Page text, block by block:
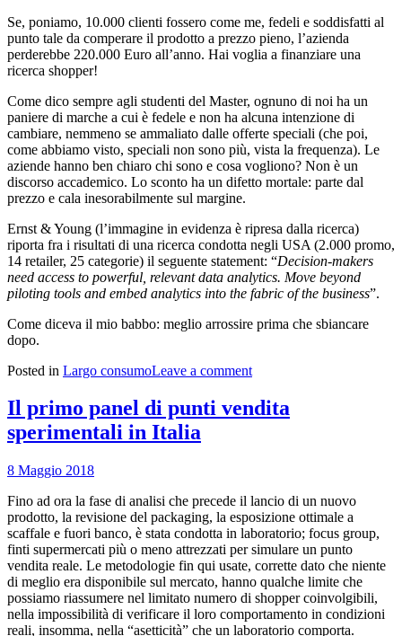
Se, poniamo, 10.000 clienti fossero come me, fedeli e soddisfatti al
punto tale da comperare il prodotto a prezzo pieno, l’azienda
perderebbe 220.000 Euro all’anno. Hai voglia a finanziare una
ricerca shopper!
Come dico sempre agli studenti del Master, ognuno di noi ha un
paniere di marche a cui è fedele e non ha alcuna intenzione di
cambiare, nemmeno se ammaliato dalle offerte speciali (che poi,
come abbiamo visto, speciali non sono più, vista la frequenza). Le
aziende hanno ben chiaro chi sono e cosa vogliono? Non è un
discorso accademico. Lo sconto ha un difetto mortale: parte dal
prezzo e cala inesorabilmente sul margine.
Ernst & Young (l’immagine in evidenza è ripresa dalla ricerca)
riporta fra i risultati di una ricerca condotta negli USA (2.000 promo,
14 retailer, 25 categorie) il seguente statement: “Decision-makers
need access to powerful, relevant data analytics. Move beyond
piloting tools and embed analytics into the fabric of the business”.
Come diceva il mio babbo: meglio arrossire prima che sbiancare
dopo.
Posted in Largo consumoLeave a comment
Il primo panel di punti vendita
sperimentali in Italia
8 Maggio 2018
Fino ad ora la fase di analisi che precede il lancio di un nuovo
prodotto, la revisione del packaging, la esposizione ottimale a
scaffale e fuori banco, è stata condotta in laboratorio; focus group,
finti supermercati più o meno attrezzati per simulare un punto
vendita reale. Le metodologie fin qui usate, corrette dato che niente
di meglio era disponibile sul mercato, hanno qualche limite che
possiamo riassumere nel limitato numero di shopper coinvolgibili,
nella impossibilità di verificare il loro comportamento in condizioni
reali, insomma, nella “asetticità” che un laboratorio comporta.